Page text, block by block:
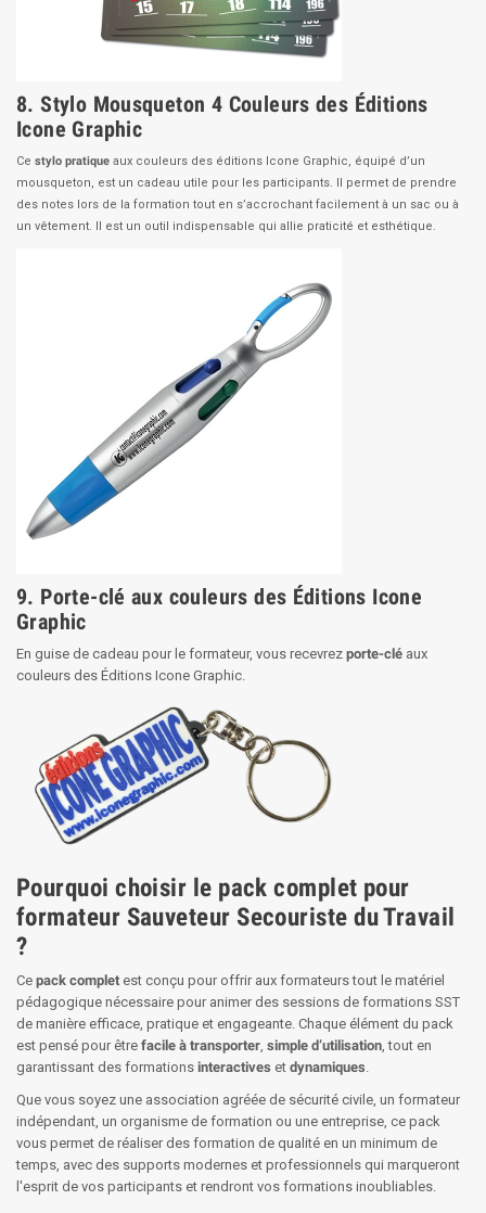
8. Stylo Mousqueton 4 Couleurs des Éditions
Icone Graphic
Ce stylo pratique aux couleurs des éditions Icone Graphic, équipé d’un
mousqueton, est un cadeau utile pour les participants. Il permet de prendre
des notes lors de la formation tout en s’accrochant facilement à un sac ou à
un vêtement. Il est un outil indispensable qui allie praticité et esthétique.
9. Porte-clé aux couleurs des Éditions Icone
Graphic
En guise de cadeau pour le formateur, vous recevrez porte-clé aux
couleurs des Éditions Icone Graphic.
Pourquoi choisir le pack complet pour
formateur Sauveteur Secouriste du Travail
?
Ce pack complet est conçu pour offrir aux formateurs tout le matériel
pédagogique nécessaire pour animer des sessions de formations SST
de manière efficace, pratique et engageante. Chaque élément du pack
est pensé pour être facile à transporter simple d’utilisation , tout en
garantissant des formations interactives et dynamiques
Que vous soyez une association agréée de sécurité civile, un formateur
indépendant, un organisme de formation ou une entreprise, ce pack
vous permet de réaliser des formation de qualité en un minimum de
temps, avec des supports modernes et professionnels qui marqueront
l'esprit de vos participants et rendront vos formations inoubliables.